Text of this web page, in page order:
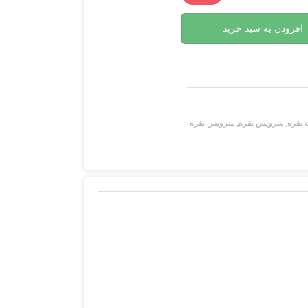
افزودن به سبد خرید
نقره, سرویس نقره, سرویس نقره